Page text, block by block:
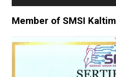
Member of SMSI Kaltim